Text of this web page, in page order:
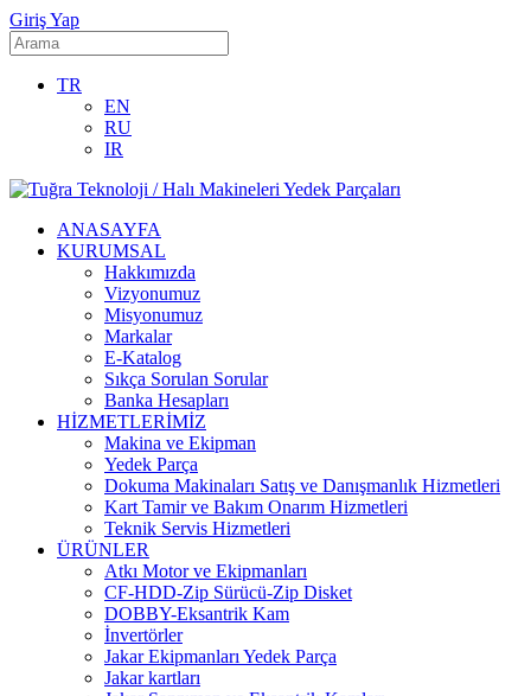
Giriş Yap
TR
EN
RU
IR
ANASAYFA
KURUMSAL
Hakkımızda
Vizyonumuz
Misyonumuz
Markalar
E-Katalog
Sıkça Sorulan Sorular
Banka Hesapları
HİZMETLERİMİZ
Makina ve Ekipman
Yedek Parça
Dokuma Makinaları Satış ve Danışmanlık Hizmetleri
Kart Tamir ve Bakım Onarım Hizmetleri
Teknik Servis Hizmetleri
ÜRÜNLER
Atkı Motor ve Ekipmanları
CF-HDD-Zip Sürücü-Zip Disket
DOBBY-Eksantrik Kam
İnvertörler
Jakar Ekipmanları Yedek Parça
Jakar kartları